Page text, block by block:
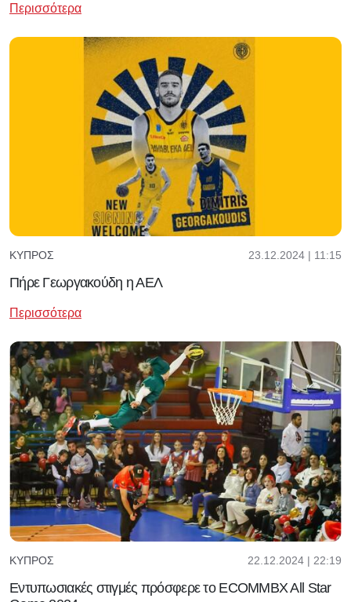
Περισσότερα
ΚΎΠΡΟΣ 23.12.2024 | 11:15
Πήρε Γεωργακούδη η ΑΕΛ
Περισσότερα
ΚΎΠΡΟΣ 22.12.2024 | 22:19
Εντυπωσιακές στιγμές πρόσφερε το ECOMMBX All Star